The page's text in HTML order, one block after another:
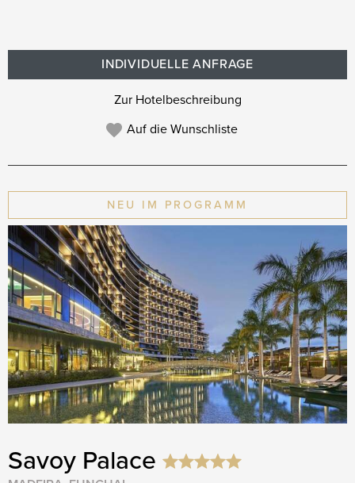
INDIVIDUELLE ANFRAGE
Zur Hotelbeschreibung
Auf die Wunschliste
NEU IM PROGRAMM
Savoy Palace